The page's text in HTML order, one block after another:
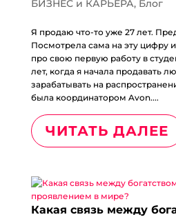
БИЗНЕС и КАРЬЕРА, Блог
Я продаю что-то уже 27 лет.
Посмотрела сама на эту цифру
про свою первую работу в
лет, когда я начала продавать
зарабатывать на
была координатором Avon....
ЧИТАТЬ ДАЛЕЕ
Какая связь между